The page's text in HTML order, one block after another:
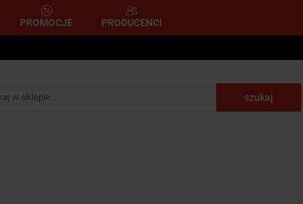
PROMOCJE PRODUCENCI
Narzędzia pneumatyczne
Narzędzia skrawające